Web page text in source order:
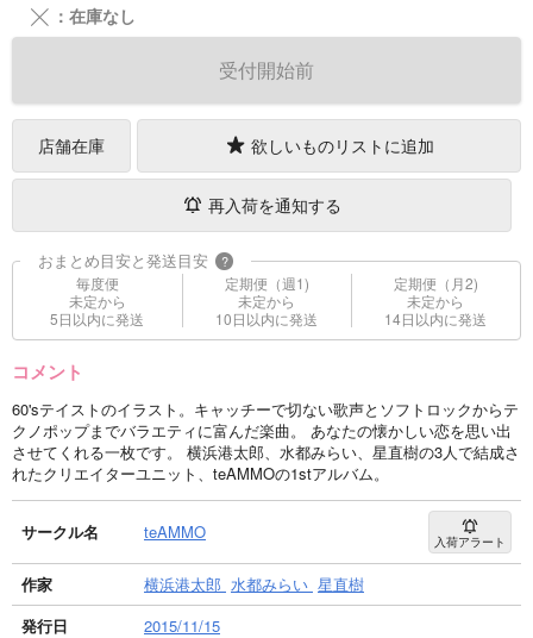
╳ ：在庫なし
受付開始前
店舗在庫 欲しいものリストに追加
再入荷を通知する
おまとめ目安と発送目安 ?
毎度便
未定から
5日以内に発送
定期便（週1)
未定から
10日以内に発送
定期便（月2)
未定から
14日以内に発送
コメント
60'sテイストのイラスト。キャッチーで切ない歌声とソフトロックからテ
クノポップまでバラエティに富んだ楽曲。 あなたの懐かしい恋を思い出
させてくれる一枚です。 横浜港太郎、水都みらい、星直樹の3人で結成さ
れたクリエイターユニット、teAMMOの1stアルバム。
サークル名 teAMMO 入荷アラート
作家 横浜港太郎 水都みらい 星直樹
発行日
2015/11/15